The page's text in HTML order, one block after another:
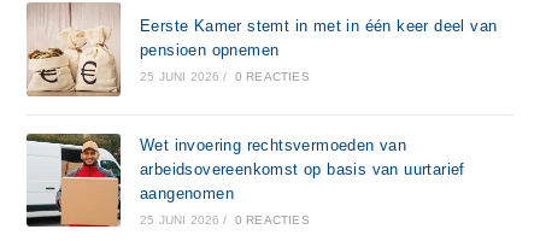
Eerste Kamer stemt in met in één keer deel van
pensioen opnemen
25 JUNI 2026 / 0 REACTIES
Wet invoering rechtsvermoeden van
arbeidsovereenkomst op basis van uurtarief
aangenomen
25 JUNI 2026 / 0 REACTIES